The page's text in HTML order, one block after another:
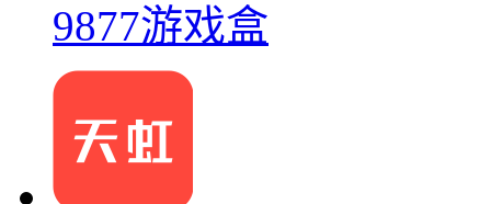
9877游戏盒